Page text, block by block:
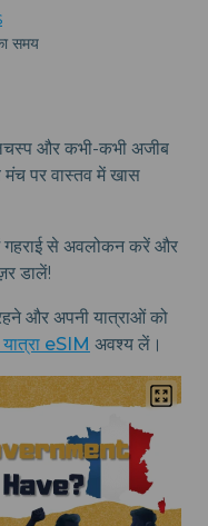
समय
और कभी-कभी अजीब
मंच पर वास्तव में खास
गहराई से अवलोकन करें और
डालें!
और अपनी यात्राओं को
eSIM अवश्य लें।